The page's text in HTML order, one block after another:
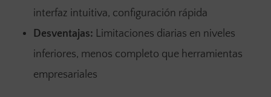
interfaz intuitiva, configuración rápida
Desventajas: Limitaciones diarias en niveles
inferiores, menos completo que herramientas
empresariales